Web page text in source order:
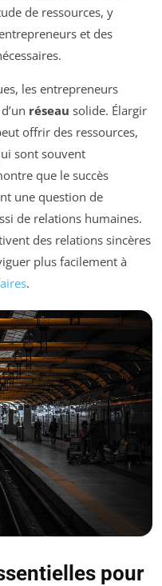
de ressources, y
et des
les entrepreneurs
réseau solide. Élargir
offrir des ressources,
sont souvent
que le succès
une question de
de relations humaines.
des relations sincères
plus facilement à
.
pour